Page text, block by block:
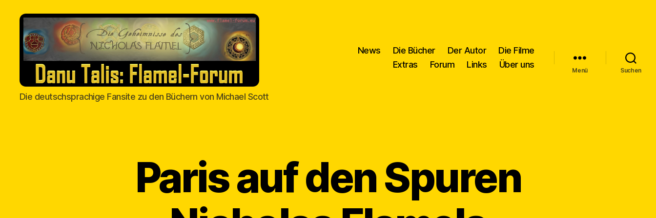
Danu
Talis
Die deutschsprachige Fansite zu den Büchern von Michael Scott
News Die Bücher Der Autor
Die Filme
Extras
Forum Links Über uns
Menü Suchen
Paris auf den Spuren